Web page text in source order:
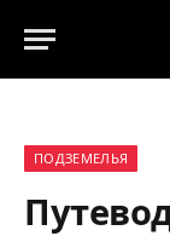
ПОДЗЕМЕЛЬЯ